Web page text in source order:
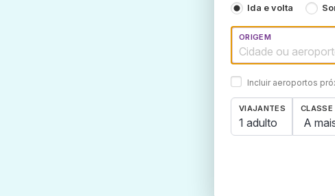
Ida e volta
ORIGEM
Incluir aeroportos
VIAJANTES
1 adulto
CLASSE